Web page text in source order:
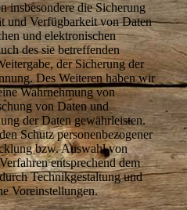
insbesondere die Sicherung
und Verfügbarkeit von Daten
und elektronischen
des sie betreffenden
der Sicherung der
Des Weiteren haben wir
Wahrnehmung von
von Daten und
der Daten gewährleisten.
Schutz personenbezogener
bzw. Auswahl von
entsprechend dem
Technikgestaltung und
Voreinstellungen.